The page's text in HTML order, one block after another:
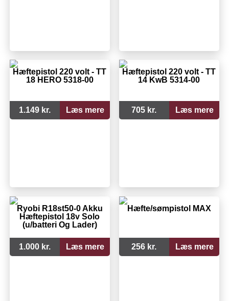
Hæftepistol 220 volt - TT
18 HERO 5318-00
1.149 kr. Læs mere
Hæftepistol 220 volt - TT
14 KwB 5314-00
705 kr. Læs mere
Ryobi R18st50-0 Akku
Hæftepistol 18v Solo
(u/batteri Og Lader)
1.000 kr. Læs mere
Hæfte/sømpistol MAX
256 kr. Læs mere